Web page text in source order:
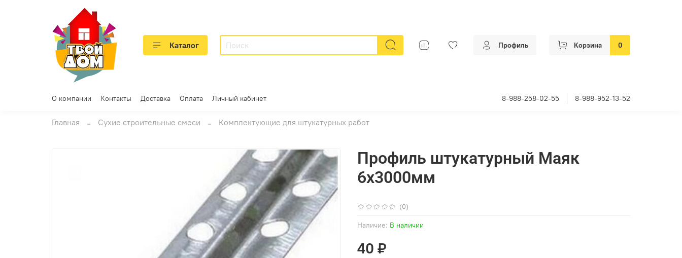
Каталог Профиль Корзина 0
О компании Контакты Доставка Оплата Личный кабинет 8-988-258-02-55 8-988-952-13-52
Главная Сухие строительные смеси Комплектующие для штукатурных работ
(0)
Наличие: В наличии
Профиль штукатурный Маяк
6х3000мм
40 ₽